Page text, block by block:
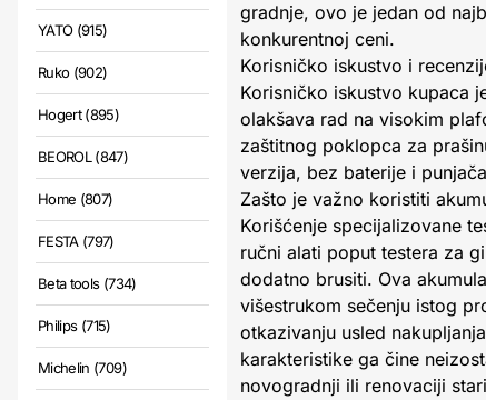
YATO (915)
Ruko (902)
Hogert (895)
BEOROL (847)
Home (807)
FESTA (797)
Beta tools (734)
Philips (715)
Michelin (709)
gradnje, ovo je jedan od
konkurentnoj ceni.
Korisničko iskustvo i
Korisničko iskustvo kupaca
olakšava rad na visokim
zaštitnog poklopca za
verzija, bez baterije i
Zašto je važno koristiti
Korišćenje specijalizovane
ručni alati poput testera za
dodatno brusiti. Ova
višestrukom sečenju istog
otkazivanju usled
karakteristike ga čine
novogradnji ili renovaciji